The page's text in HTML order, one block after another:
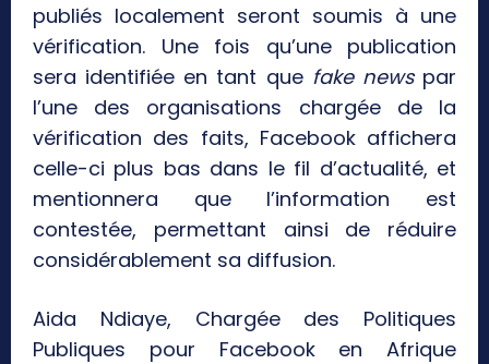
publiés localement seront soumis à une
vérification. Une fois qu’une publication
sera identifiée en tant que fake newspar
l’une des organisations chargée de la
vérification des faits, Facebook affichera
celle-ci plus bas dans le fil d’actualité, et
mentionnera que l’information est
contestée, permettant ainsi de réduire
considérablement sa diffusion.
Aida Ndiaye, Chargée des Politiques
Publiques pour Facebook en Afrique